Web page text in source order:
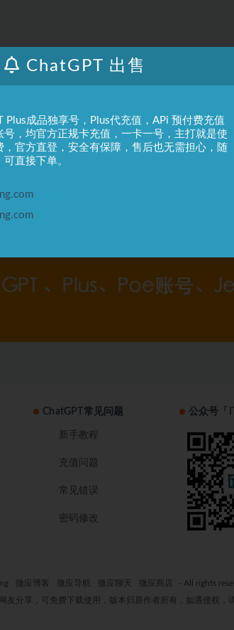
ChatGPT常见问题
新手教程
充值问题
常见错误
密码修改
公众号「
微应博客 微应导航 微应聊天 微应商店
- All rights
友分享，可免费下载使用，版本归原作者所有，如遇侵权，
ChatGPT 出售
Plus成品独享号，Plus代充值，APi 预付费充值
号，均官方正规卡充值，一卡一号，主打就是使
，官方直登，安全有保障，售后也无需担心，随
直接下单。